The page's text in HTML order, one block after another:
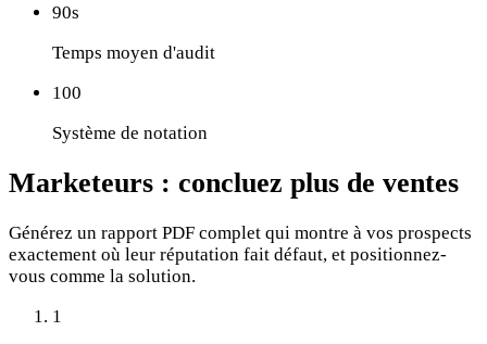
90s
Temps moyen d'audit
100
Système de notation
Marketeurs : concluez plus de ventes
Générez un rapport PDF complet qui montre à vos prospects
exactement où leur réputation fait défaut, et positionnez-
vous comme la solution.
1